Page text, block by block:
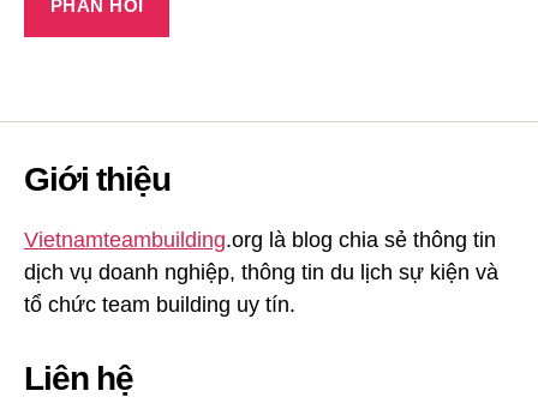
Giới thiệu
Vietnamteambuilding.org là blog chia sẻ thông tin
dịch vụ doanh nghiệp, thông tin du lịch sự kiện và
tổ chức team building uy tín.
Liên hệ